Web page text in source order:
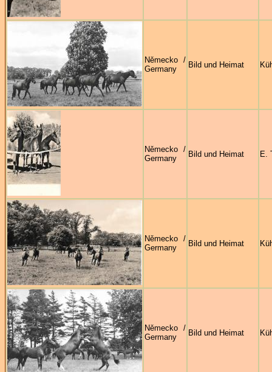
Německo /
Germany
Bild und Heimat
Německo /
Germany
Bild und Heimat E.
Německo /
Germany
Bild und Heimat
Německo /
Germany
Bild und Heimat